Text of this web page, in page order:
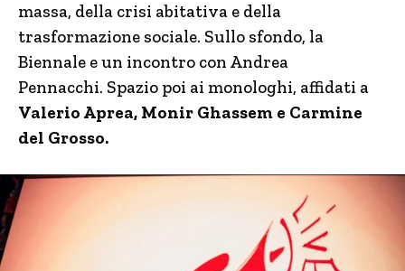
massa, della crisi abitativa e della
trasformazione sociale. Sullo sfondo, la
Biennale e un incontro con Andrea
Pennacchi. Spazio poi ai monologhi, affidati a
Valerio Aprea, Monir Ghassem e Carmine
del Grosso.